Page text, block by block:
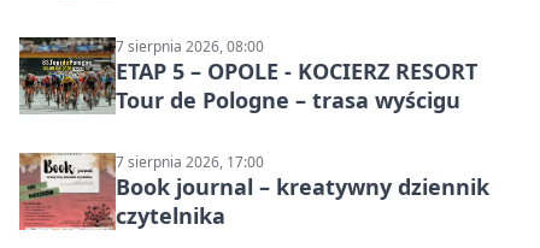
7 sierpnia 2026, 08:00
ETAP 5 – OPOLE - KOCIERZ RESORT
Tour de Pologne – trasa wyścigu
7 sierpnia 2026, 17:00
Book journal – kreatywny dziennik
czytelnika